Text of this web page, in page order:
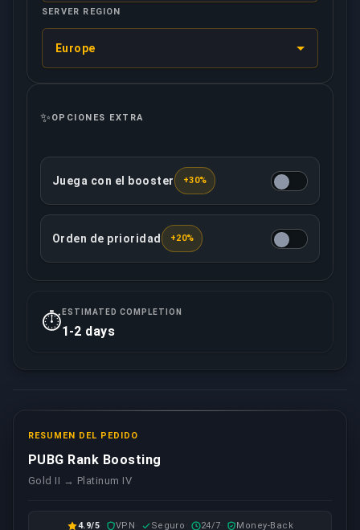
SERVER REGION
Europe
✨ OPCIONES EXTRA
El booster asignado jugará contigo desde otra
Juega con el booster +30%
Esta opción asegura que tu pedido será tratado
Orden de prioridad +20%
⏱️ ESTIMATED COMPLETION
1-2 days
RESUMEN DEL PEDIDO
PUBG Rank Boosting
Gold II → Platinum IV
4.9/5 VPN Seguro 24/7 Money-Back